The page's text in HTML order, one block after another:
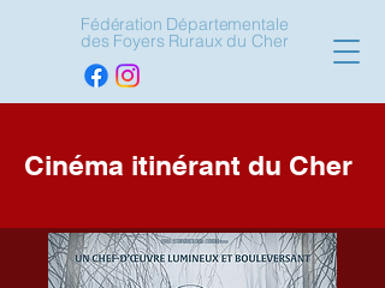
Fédération Départementale
des Foyers Ruraux du Cher
Cinéma itinérant du Cher